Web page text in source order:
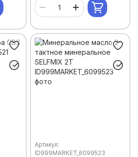
Артикул:
ID999MARKET_6099523